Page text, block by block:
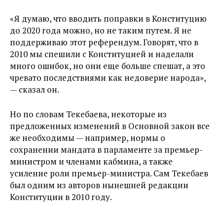
«Я думаю, что вводить поправки в Конституцию
до 2020 года можно, но не таким путем. Я не
поддерживаю этот референдум. Говорят, что в
2010 мы спешили с Конституцией и наделали
много ошибок, но они еще больше спешат, а это
чревато последствиями как недоверие народа»,
— сказал он.
Но по словам Текебаева, некоторые из
предложенных изменений в Основной закон все
же необходимы — например, нормы о
cохранении мандата в парламенте за премьер-
министром и членами кабмина, а также
усиление роли премьер-министра. Сам Текебаев
был одним из авторов нынешней редакции
Конституции в 2010 году.